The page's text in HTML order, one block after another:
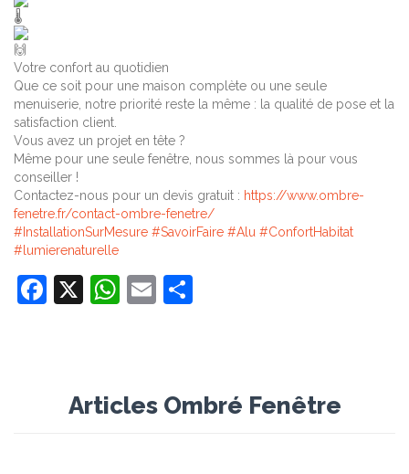
Votre confort au quotidien
Que ce soit pour une maison complète ou une seule
menuiserie, notre priorité reste la même : la qualité de pose et la
satisfaction client.
Vous avez un projet en tête ?
Même pour une seule fenêtre, nous sommes là pour vous
conseiller !
Contactez-nous pour un devis gratuit : https://www.ombre-
fenetre.fr/contact-ombre-fenetre/
#InstallationSurMesure #SavoirFaire #Alu #ConfortHabitat
#lumierenaturelle
Facebook
X WhatsApp
Email
Articles Ombré Fenêtre